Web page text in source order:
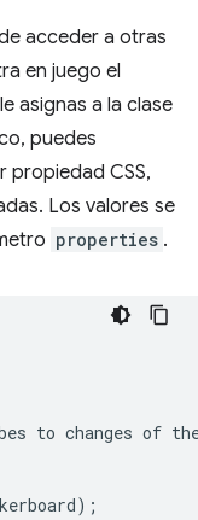
acceder a otras
en juego el
asignas a la clase
puedes
propiedad CSS,
Los valores se
properties .
to changes of